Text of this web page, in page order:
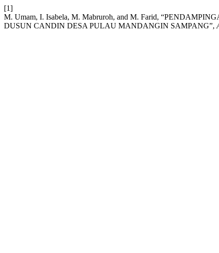
[1]
M. Umam, I. Isabela, M. Mabruroh, and M. Farid,
DUSUN CANDIN DESA PULAU MANDANGIN SAMPANG”,